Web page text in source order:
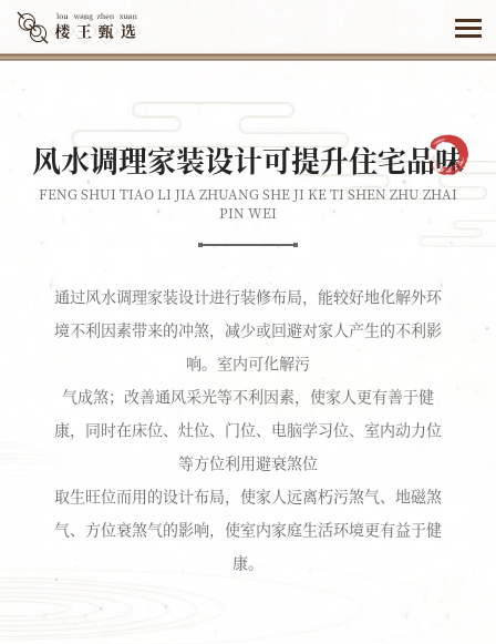
风水调理家装设计可提升住宅品味
FENG SHUI TIAO LI JIA ZHUANG SHE JI KE TI SHEN ZHU ZHAI
PIN WEI
通过风水调理家装设计进行装修布局，能较好地化解外环
境不利因素带来的冲煞，减少或回避对家人产生的不利影
响。室内可化解污
气成煞；改善通风采光等不利因素，使家人更有善于健
康，同时在床位、灶位、门位、电脑学习位、室内动力位
等方位利用避衰煞位
取生旺位而用的设计布局，使家人远离朽污煞气、地磁煞
气、方位衰煞气的影响，使室内家庭生活环境更有益于健
康。